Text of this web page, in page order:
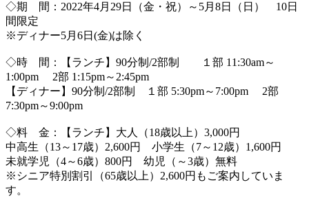
◇期 間：2022年4月29日（金・祝）～5月8日（日） 10日
間限定
※ディナー5月6日(金)は除く
◇時 間：【ランチ】90分制/2部制 １部 11:30am～
1:00pm 2部 1:15pm～2:45pm
【ディナー】90分制/2部制 １部 5:30pm～7:00pm 2部
7:30pm～9:00pm
◇料 金：【ランチ】大人（18歳以上）3,000円
中高生（13～17歳）2,600円 小学生（7～12歳）1,600円
未就学児（4～6歳）800円 幼児（～3歳）無料
※シニア特別割引（65歳以上）2,600円もご案内していま
す。